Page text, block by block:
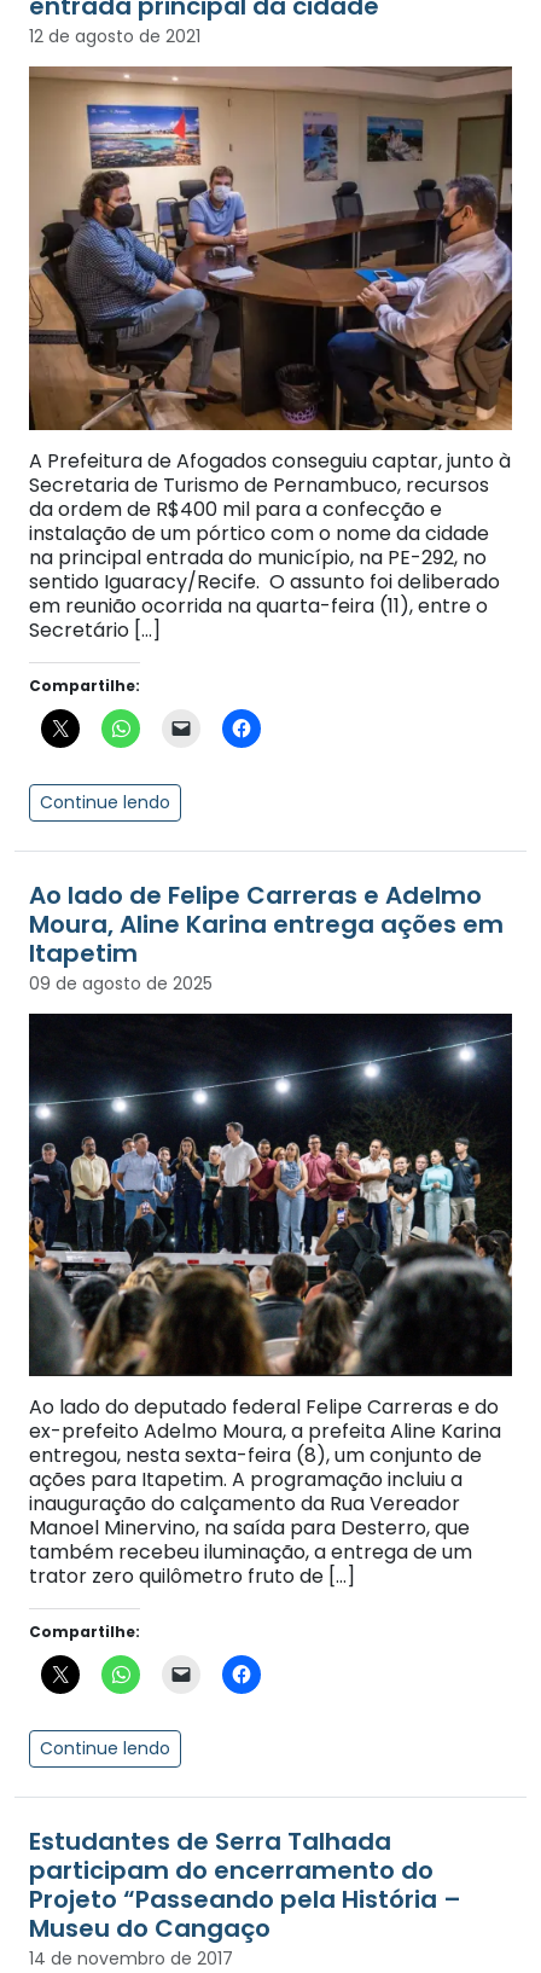
12 de agosto de 2021
A Prefeitura de Afogados conseguiu captar, junto à
Secretaria de Turismo de Pernambuco, recursos
da ordem de R$400 mil para a confecção e
instalação de um pórtico com o nome da cidade
na principal entrada do município, na PE-292, no
sentido Iguaracy/Recife. O assunto foi deliberado
em reunião ocorrida na quarta-feira (11), entre o
Secretário […]
Compartilhe:
Continue lendo
Ao lado de Felipe Carreras e Adelmo
Moura, Aline Karina entrega ações em
Itapetim
09 de agosto de 2025
Ao lado do deputado federal Felipe Carreras e do
ex-prefeito Adelmo Moura, a prefeita Aline Karina
entregou, nesta sexta-feira (8), um conjunto de
ações para Itapetim. A programação incluiu a
inauguração do calçamento da Rua Vereador
Manoel Minervino, na saída para Desterro, que
também recebeu iluminação, a entrega de um
trator zero quilômetro fruto de […]
Compartilhe:
Continue lendo
Estudantes de Serra Talhada
participam do encerramento do
Projeto “Passeando pela História –
Museu do Cangaço
14 de novembro de 2017